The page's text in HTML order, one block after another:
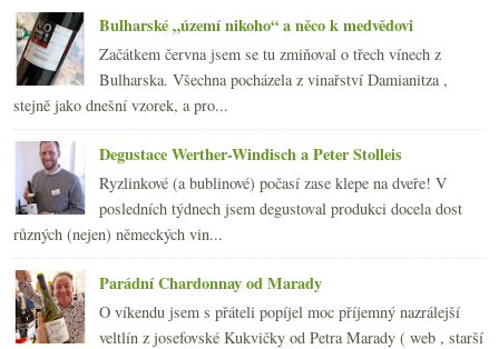
►srpna
►července
►června(22)
května(20)
►dubna(21)
►března(23)
►února (20)
►ledna (20)
►2008(270)
►2007(108)
Bulharské „území nikoho“ a něco k medvědovi
Začátkem června jsem se tu zmiňoval o třech vínech z
Bulharska. Všechna pocházela z vinařství Damianitza ,
stejně jako dnešní vzorek, a pro...
Degustace Werther-Windisch a Peter Stolleis
Ryzlinkové (a bublinové) počasí zase klepe na dveře! V
posledních týdnech jsem degustoval produkci docela dost
různých (nejen) německých vin...
Parádní Chardonnay od Marady
O víkendu jsem s přáteli popíjel moc příjemný nazrálejší
veltlín z josefovské Kukvičky od Petra Marady ( web , starší